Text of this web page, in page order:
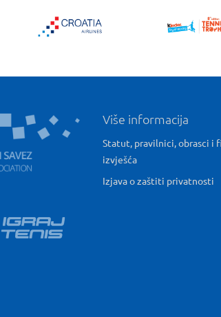
Više informacija
Statut, pravilnici, obrasci i
izvješća
Izjava o zaštiti privatnosti